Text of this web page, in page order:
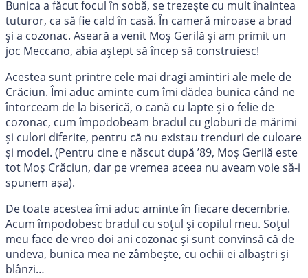
Bunica a făcut focul în sobă, se trezește cu mult înaintea
tuturor, ca să fie cald în casă. În cameră miroase a brad
și a cozonac. Aseară a venit Moș Gerilă și am primit un
joc Meccano, abia aștept să încep să construiesc!
Acestea sunt printre cele mai dragi amintiri ale mele de
Crăciun. Îmi aduc aminte cum îmi dădea bunica când ne
întorceam de la biserică, o cană cu lapte și o felie de
cozonac, cum împodobeam bradul cu globuri de mărimi
și culori diferite, pentru că nu existau trenduri de culoare
și model. (Pentru cine e născut după ’89, Moș Gerilă este
tot Moș Crăciun, dar pe vremea aceea nu aveam voie să-i
spunem așa).
De toate acestea îmi aduc aminte în fiecare decembrie.
Acum împodobesc bradul cu soțul și copilul meu. Soțul
meu face de vreo doi ani cozonac și sunt convinsă că de
undeva, bunica mea ne zâmbește, cu ochii ei albaștri și
blânzi…